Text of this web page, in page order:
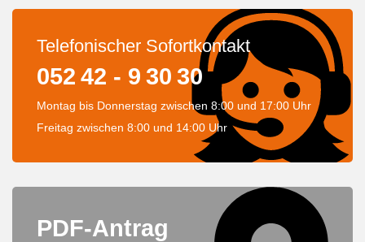
Telefonischer Sofortkontakt
052 42 - 9 30 30
Montag bis Donnerstag zwischen 8:00 und 17:00 Uhr
Freitag zwischen 8:00 und 14:00 Uhr
PDF-Antrag